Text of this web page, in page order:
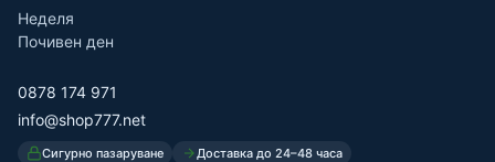
Неделя
Почивен ден
0878 174 971
info@shop777.net
Сигурно пазаруване
Доставка до 24–48 часа